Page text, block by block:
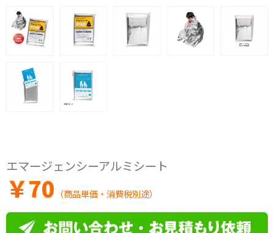
エマージェンシーアルミシート
￥70 （商品単価・消費税別途）